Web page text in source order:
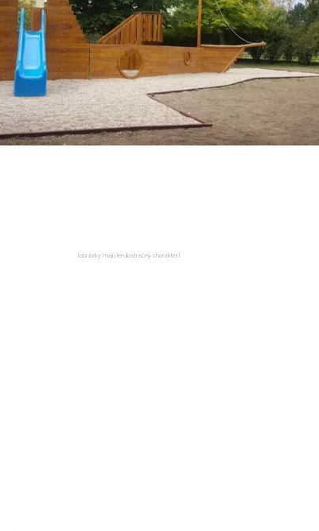
(obrázky majú len ilustračný charakter)